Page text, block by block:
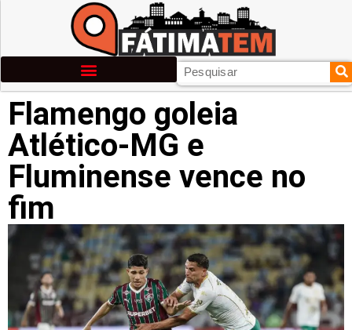
Flamengo goleia
Atlético-MG e
Fluminense vence no
fim